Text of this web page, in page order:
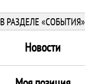
В РАЗДЕЛЕ «СОБЫТИЯ»
Новости